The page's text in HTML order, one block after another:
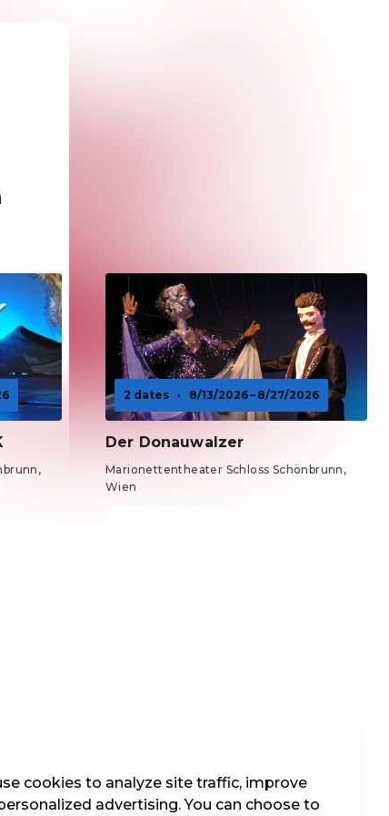
2 dates · 8/13/2026 – 8/27/2026
Der Donauwalzer
Marionettentheater Schloss Schönbrunn,
Wien
cookies to analyze site traffic, improve
advertising. You can choose to